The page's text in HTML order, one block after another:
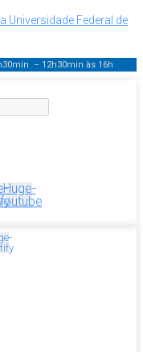
Universidade Federal de
– 12h30min às 16h
Huge-